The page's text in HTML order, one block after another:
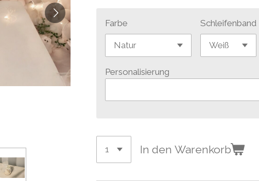
Farbe Schleifenband
Personalisierung
In den Warenkorb